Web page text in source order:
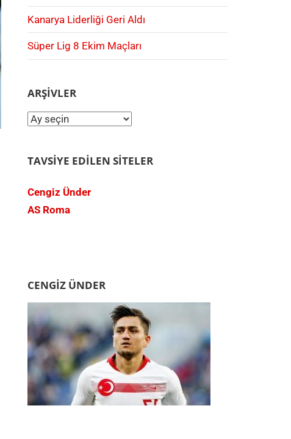
Kanarya Liderliği Geri Aldı
Süper Lig 8 Ekim Maçları
ARŞIVLER
Arşivler
TAVSIYE EDILEN SITELER
Cengiz Ünder
AS Roma
CENGIZ ÜNDER